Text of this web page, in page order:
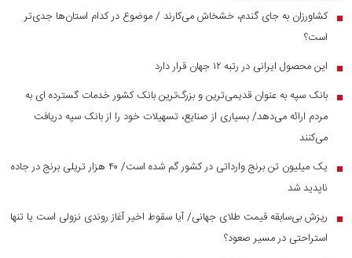
■ کشاورزان به جای گندم، خشخاش می‌کارند / موضوع در کدام استان‌ها جدی‌تر
است؟
■ این محصول ایرانی در رتبه ۱۲ جهان قرار دارد
■ بانک سپه به عنوان قدیمی‌ترین و بزرگ‌ترین بانک کشور خدمات گسترده ای به
مردم ارائه می‌دهد/ بسیاری از صنایع، تسهیلات خود را از بانک سپه دریافت
می‌کنند
■
یک میلیون تن برنج وارداتی در کشور گم شده است/ ۴۰ هزار تریلی برنج در جاده
ناپدید شد
■
ریزش بی‌سابقه قیمت طلای جهانی/ آیا سقوط اخیر آغاز روندی نزولی است یا تنها
استراحتی در مسیر صعود؟